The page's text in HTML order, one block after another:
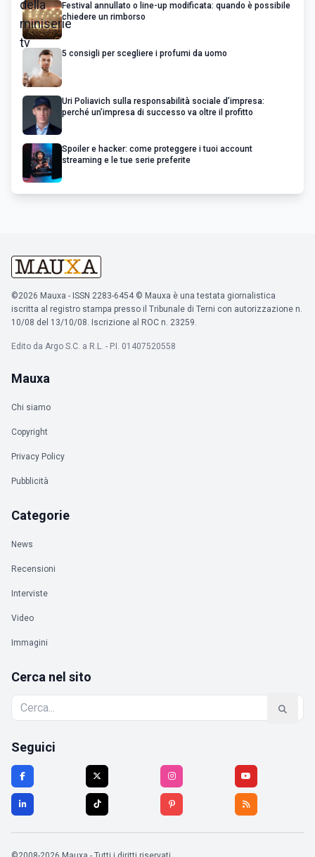
Festival annullato o line-up modificata: quando è possibile
chiedere un rimborso
5 consigli per scegliere i profumi da uomo
Uri Poliavich sulla responsabilità sociale d’impresa:
perché un’impresa di successo va oltre il profitto
Spoiler e hacker: come proteggere i tuoi account
streaming e le tue serie preferite
©2026 Mauxa - ISSN 2283-6454 © Mauxa è una testata giornalistica
iscritta al registro stampa presso il Tribunale di Terni con autorizzazione n.
10/08 del 13/10/08. Iscrizione al ROC n. 23259.
Edito da Argo S.C. a R.L. - P.I. 01407520558
Mauxa
Chi siamo
Copyright
Privacy Policy
Pubblicità
Categorie
News
Recensioni
Interviste
Video
Immagini
Cerca nel sito
Seguici